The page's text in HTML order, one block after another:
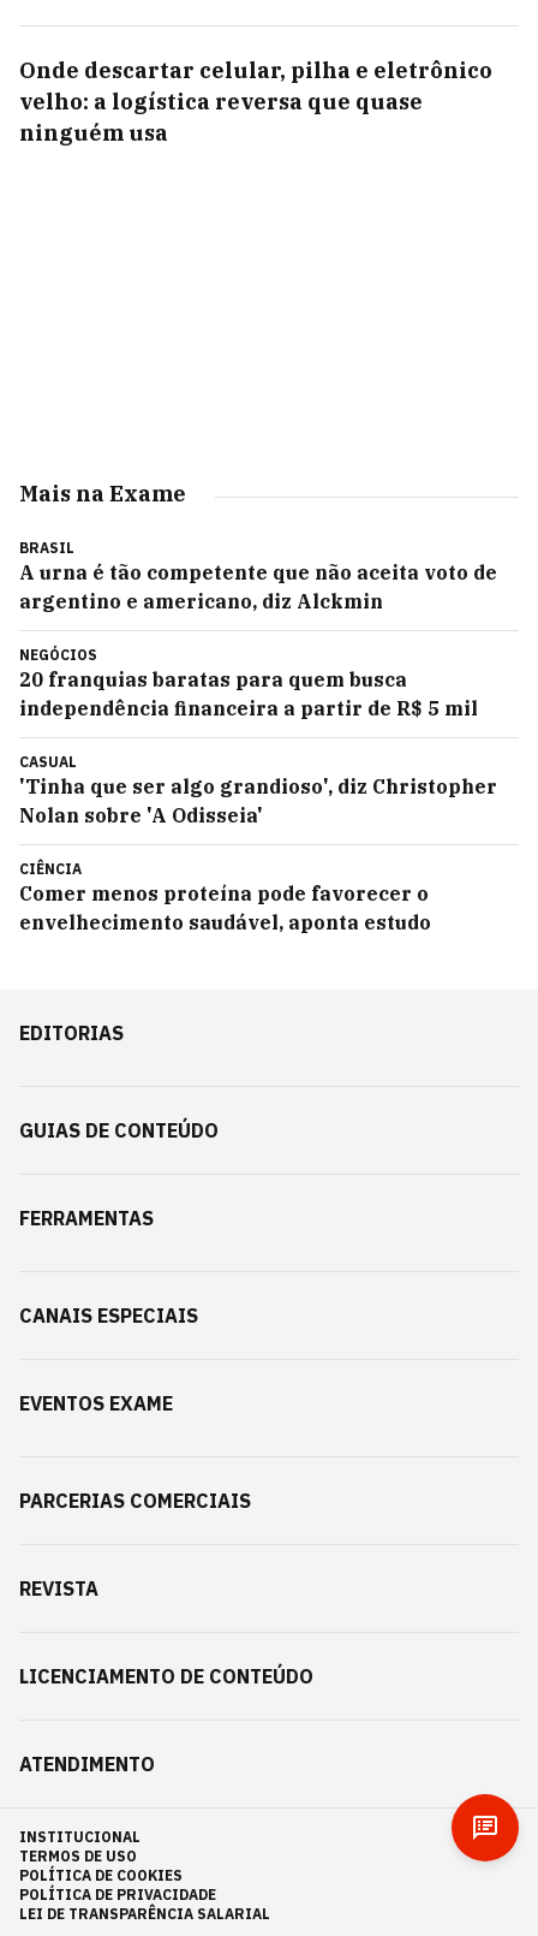
Onde descartar celular, pilha e eletrônico
velho: a logística reversa que quase
ninguém usa
Mais na Exame
BRASIL
A urna é tão competente que não aceita voto de
argentino e americano, diz Alckmin
NEGÓCIOS
20 franquias baratas para quem busca
independência financeira a partir de R$ 5 mil
CASUAL
'Tinha que ser algo grandioso', diz Christopher
Nolan sobre 'A Odisseia'
CIÊNCIA
Comer menos proteína pode favorecer o
envelhecimento saudável, aponta estudo
EDITORIAS
GUIAS DE CONTEÚDO
FERRAMENTAS
CANAIS ESPECIAIS
EVENTOS EXAME
PARCERIAS COMERCIAIS
REVISTA
LICENCIAMENTO DE CONTEÚDO
ATENDIMENTO
INSTITUCIONAL
TERMOS DE USO
POLÍTICA DE COOKIES
POLÍTICA DE PRIVACIDADE
LEI DE TRANSPARÊNCIA SALARIAL